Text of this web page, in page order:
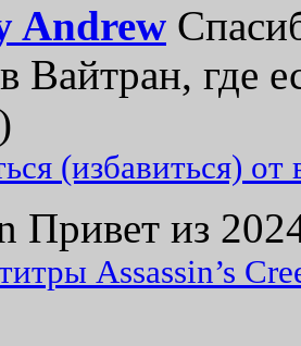
Andrew
Вайтран, где
(избавиться)
Привет из
Assassin’s